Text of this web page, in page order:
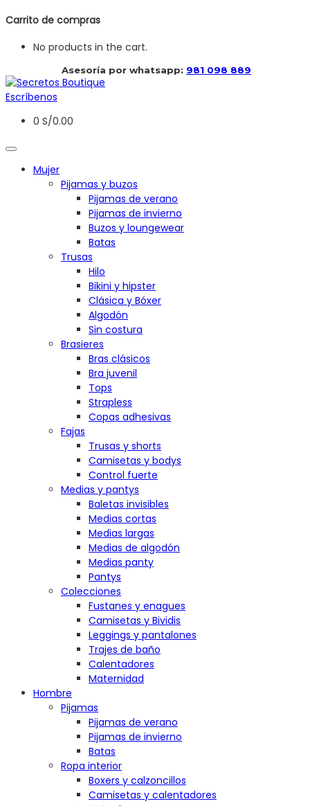
Carrito de compras
No products in the cart.
Asesoría por whatsapp: 981 098 889
Escríbenos
0 S/0.00
Mujer
Pijamas y buzos
Pijamas de verano
Pijamas de invierno
Buzos y loungewear
Batas
Trusas
Hilo
Bikini y hipster
Clásica y Bóxer
Algodón
Sin costura
Brasieres
Bras clásicos
Bra juvenil
Tops
Strapless
Copas adhesivas
Fajas
Trusas y shorts
Camisetas y bodys
Control fuerte
Medias y pantys
Baletas invisibles
Medias cortas
Medias largas
Medias de algodón
Medias panty
Pantys
Colecciones
Fustanes y enagues
Camisetas y Bividis
Leggings y pantalones
Trajes de baño
Calentadores
Maternidad
Hombre
Pijamas
Pijamas de verano
Pijamas de invierno
Batas
Ropa interior
Boxers y calzoncillos
Camisetas y calentadores